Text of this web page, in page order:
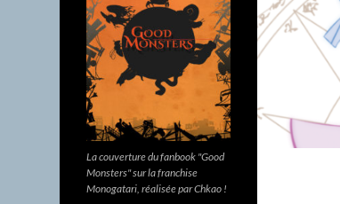
La couverture du fanbook "Good
Monsters" sur la franchise
Monogatari, réalisée par Chkao !